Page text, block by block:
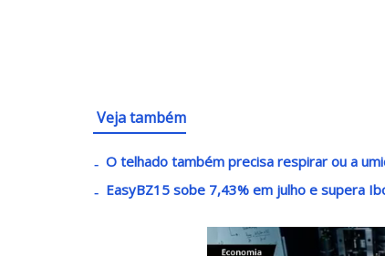
Veja também
O telhado também precisa respirar ou a
EasyBZ15 sobe 7,43% em julho e supera